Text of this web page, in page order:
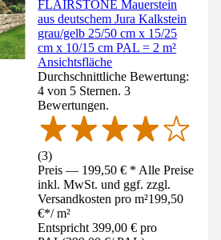
FLAIRSTONE Mauerstein
aus deutschem Jura Kalkstein
grau/gelb 25/50 cm x 15/25
cm x 10/15 cm PAL = 2 m²
Ansichtsfläche
Durchschnittliche Bewertung:
4 von 5 Sternen. 3
Bewertungen.
(3)
Preis — 199,50 € * Alle Preise
inkl. MwSt. und ggf. zzgl.
Versandkosten pro m²199,50
€*/ m²
Entspricht 399,00 € pro